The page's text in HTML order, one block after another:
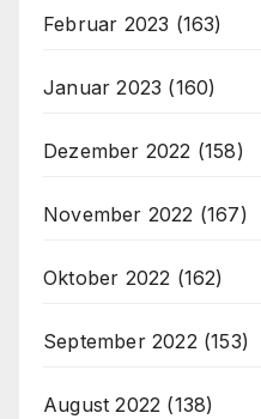
Februar 2023 (163)
Januar 2023 (160)
Dezember 2022 (158)
November 2022 (167)
Oktober 2022 (162)
September 2022 (153)
August 2022 (138)